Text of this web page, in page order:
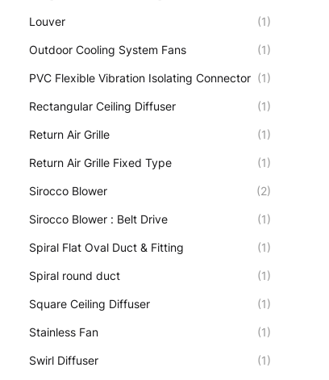
Louver (1)
Outdoor Cooling System Fans (1)
PVC Flexible Vibration Isolating Connector (1)
Rectangular Ceiling Diffuser (1)
Return Air Grille (1)
Return Air Grille Fixed Type (1)
Sirocco Blower (2)
Sirocco Blower : Belt Drive (1)
Spiral Flat Oval Duct & Fitting (1)
Spiral round duct (1)
Square Ceiling Diffuser (1)
Stainless Fan (1)
Swirl Diffuser (1)